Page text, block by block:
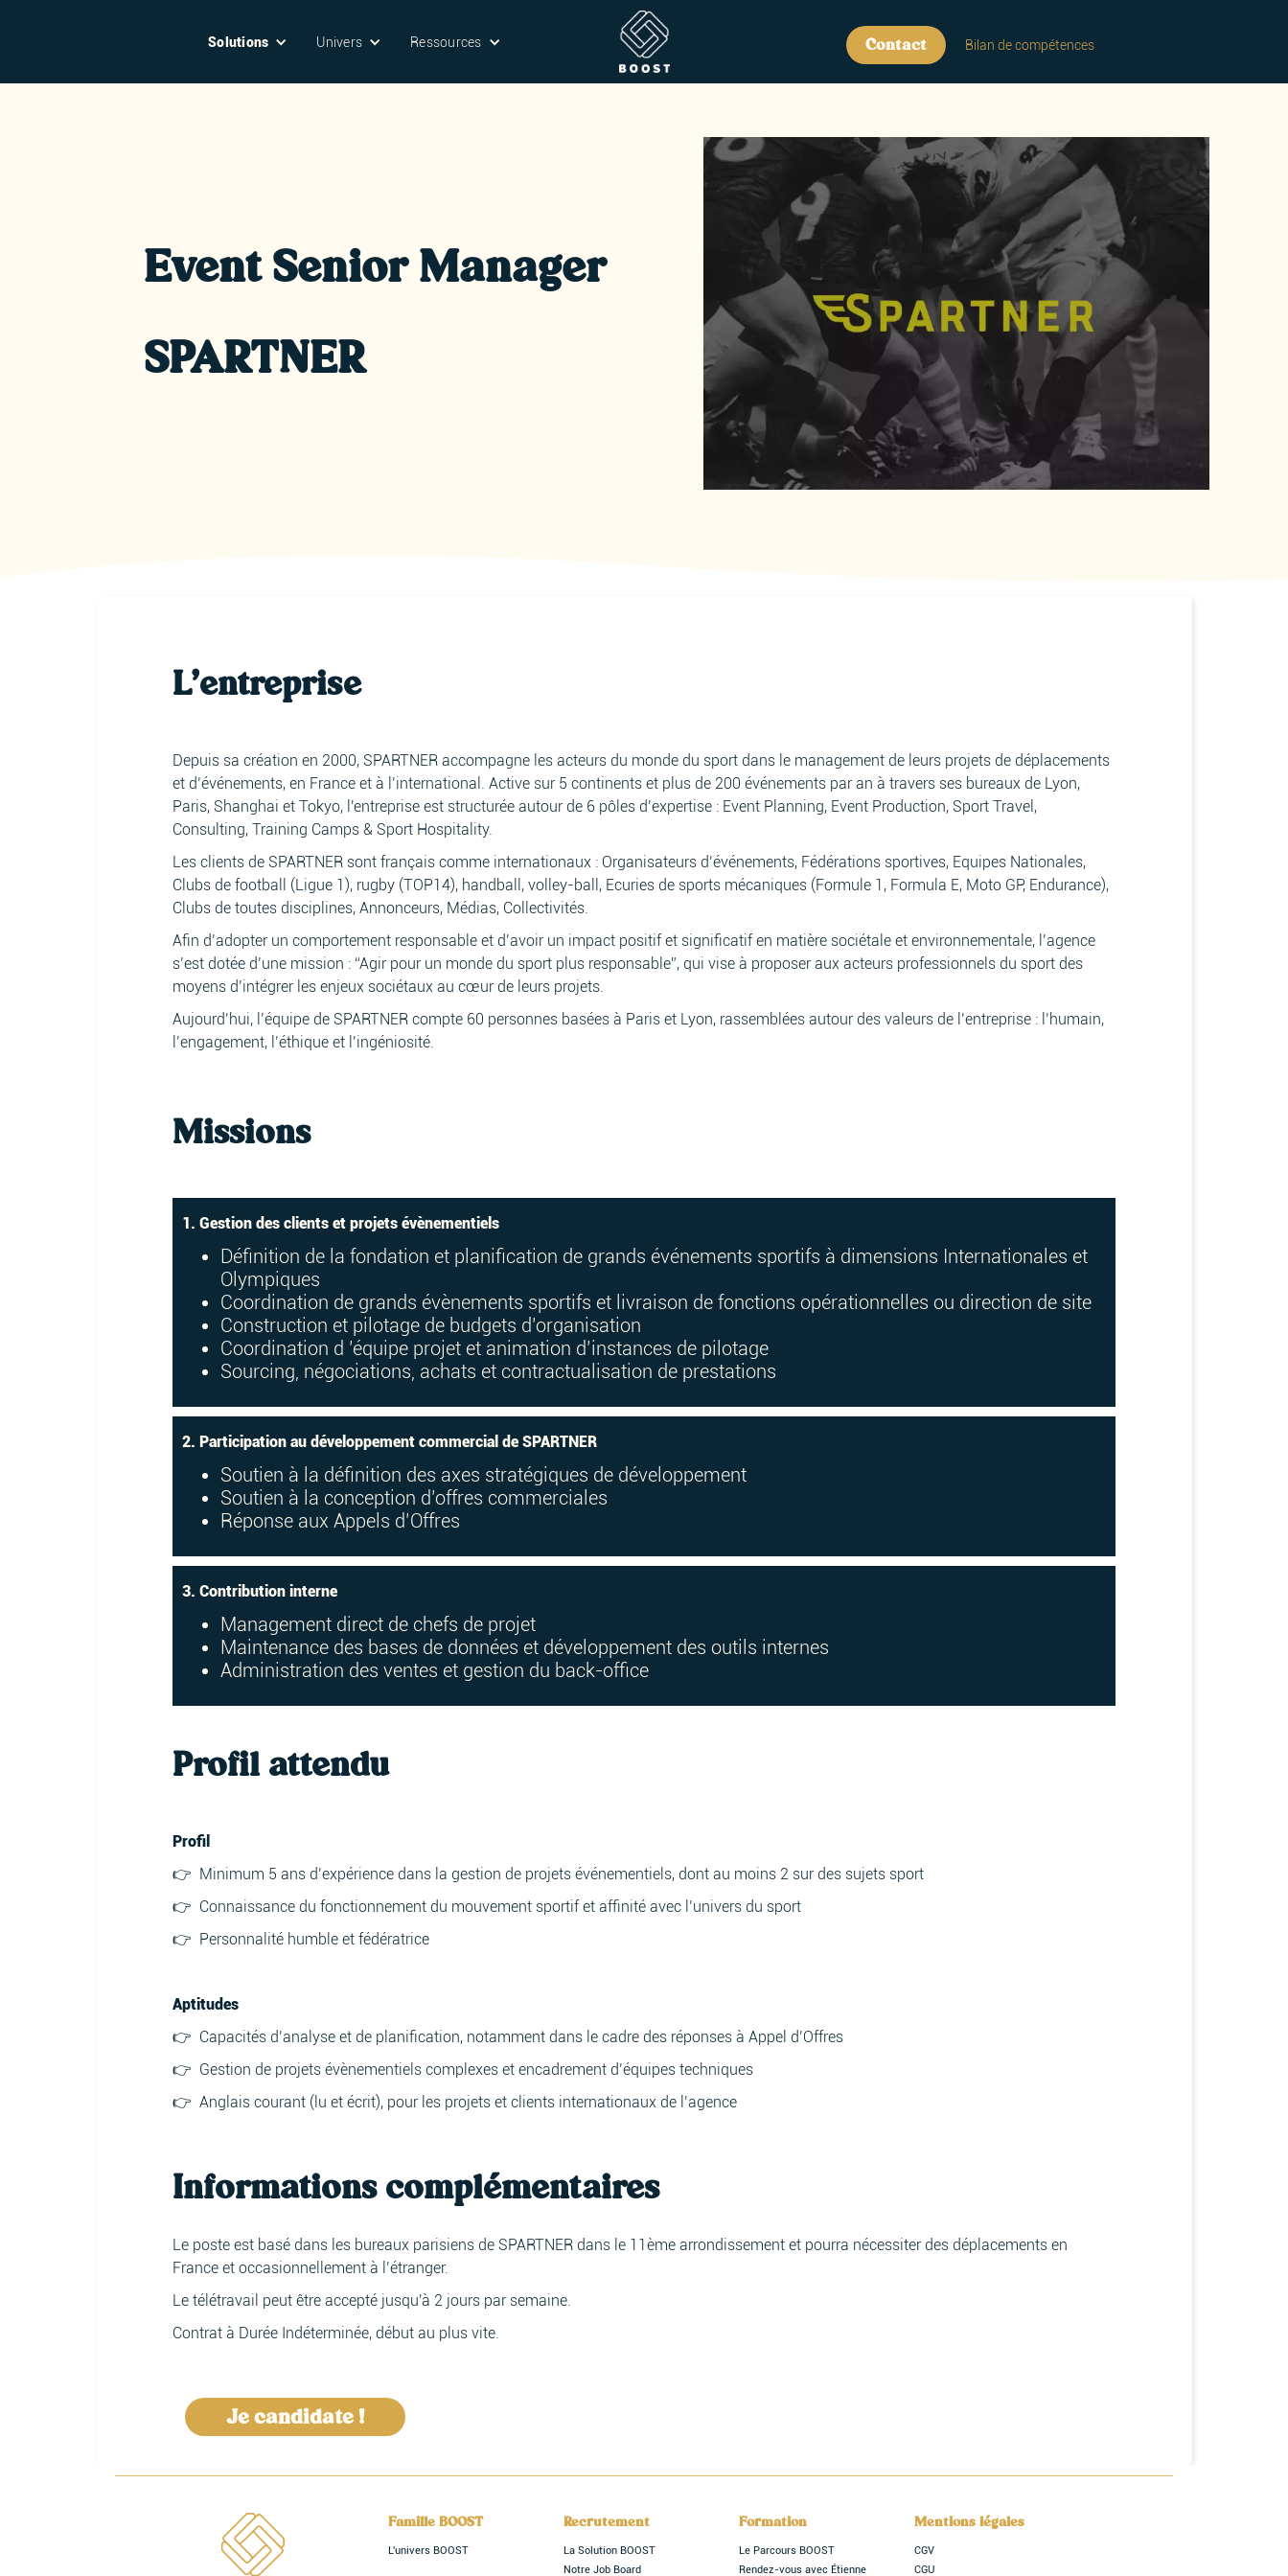
Solutions Univers Ressources Contact Bilan de compétences
Event Senior Manager
SPARTNER
L'entreprise
Depuis sa création en 2000, SPARTNER accompagne les acteurs du monde du sport dans le management de leurs projets de déplacements
et d’événements, en France et à l’international. Active sur 5 continents et plus de 200 événements par an à travers ses bureaux de Lyon,
Paris, Shanghai et Tokyo, l'entreprise est structurée autour de 6 pôles d’expertise : Event Planning, Event Production, Sport Travel,
Consulting, Training Camps & Sport Hospitality.
Les clients de SPARTNER sont français comme internationaux : Organisateurs d’événements, Fédérations sportives, Equipes Nationales,
Clubs de football (Ligue 1), rugby (TOP14), handball, volley-ball, Ecuries de sports mécaniques (Formule 1, Formula E, Moto GP, Endurance),
Clubs de toutes disciplines, Annonceurs, Médias, Collectivités.
Afin d’adopter un comportement responsable et d’avoir un impact positif et significatif en matière sociétale et environnementale, l’agence
s’est dotée d’une mission : “Agir pour un monde du sport plus responsable”, qui vise à proposer aux acteurs professionnels du sport des
moyens d’intégrer les enjeux sociétaux au cœur de leurs projets.
Aujourd’hui, l’équipe de SPARTNER compte 60 personnes basées à Paris et Lyon, rassemblées autour des valeurs de l’entreprise : l’humain,
l’engagement, l’éthique et l’ingéniosité.
Missions
1. Gestion des clients et projets évènementiels
Définition de la fondation et planification de grands événements sportifs à dimensions Internationales et
Olympiques
Coordination de grands évènements sportifs et livraison de fonctions opérationnelles ou direction de site
Construction et pilotage de budgets d’organisation
Coordination d ’équipe projet et animation d’instances de pilotage
Sourcing, négociations, achats et contractualisation de prestations
2. Participation au développement commercial de SPARTNER
Soutien à la définition des axes stratégiques de développement
Soutien à la conception d’offres commerciales
Réponse aux Appels d’Offres
3. Contribution interne
Management direct de chefs de projet
Maintenance des bases de données et développement des outils internes
Administration des ventes et gestion du back-office
Profil attendu
Profil
👉 Minimum 5 ans d’expérience dans la gestion de projets événementiels, dont au moins 2 sur des sujets sport
👉 Connaissance du fonctionnement du mouvement sportif et affinité avec l’univers du sport
👉 Personnalité humble et fédératrice
Aptitudes
👉 Capacités d’analyse et de planification, notamment dans le cadre des réponses à Appel d’Offres
👉 Gestion de projets évènementiels complexes et encadrement d’équipes techniques
👉 Anglais courant (lu et écrit), pour les projets et clients internationaux de l’agence
Informations complémentaires
Le poste est basé dans les bureaux parisiens de SPARTNER dans le 11ème arrondissement et pourra nécessiter des déplacements en
France et occasionnellement à l’étranger.
Le télétravail peut être accepté jusqu'à 2 jours par semaine.
Contrat à Durée Indéterminée, début au plus vite.
Je candidate !
Famille BOOST
L'univers BOOST
Recrutement
La Solution BOOST
Notre Job Board
Formation
Le Parcours BOOST
Rendez-vous avec Étienne
Mentions légales
CGV
CGU